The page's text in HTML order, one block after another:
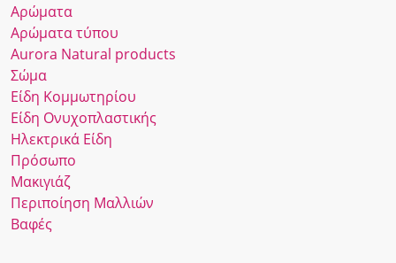
Αρώματα
Αρώματα τύπου
Αurora Νatural products
Σώμα
Είδη Κομμωτηρίου
Είδη Ονυχοπλαστικής
Ηλεκτρικά Είδη
Πρόσωπο
Μακιγιάζ
Περιποίηση Μαλλιών
Βαφές